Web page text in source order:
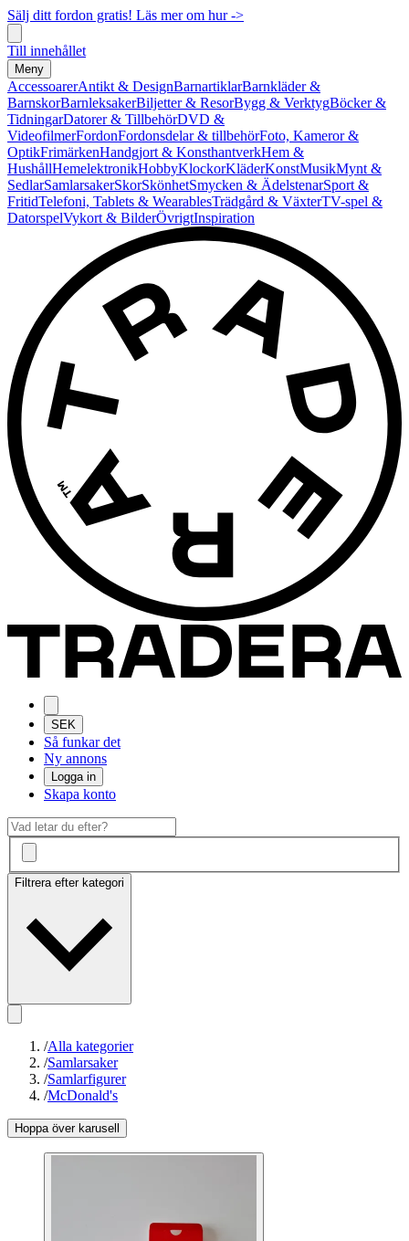
Sälj ditt fordon gratis! Läs mer om hur ->
Till innehållet
Meny
AccessoarerAntikt & DesignBarnartiklarBarnkläder &
BarnskorBarnleksakerBiljetter & ResorBygg & VerktygBöcker &
TidningarDatorer & TillbehörDVD &
VideofilmerFordonFordonsdelar & tillbehörFoto, Kameror &
OptikFrimärkenHandgjort & KonsthantverkHem &
HushållHemelektronikHobbyKlockorKläderKonstMusikMynt &
SedlarSamlarsakerSkorSkönhetSmycken & ÄdelstenarSport &
FritidTelefoni, Tablets & WearablesTrädgård & VäxterTV-spel &
DatorspelVykort & BilderÖvrigtInspiration
SEK
Så funkar det
Ny annons
Logga in
Skapa konto
Filtrera efter kategori
/Alla kategorier
/Samlarsaker
/Samlarfigurer
/McDonald's
Hoppa över karusell